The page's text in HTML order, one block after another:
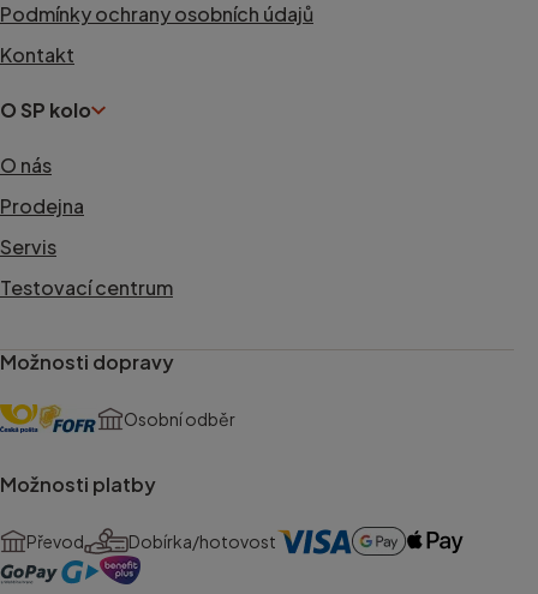
Podmínky ochrany osobních údajů
Kontakt
O SP kolo
O nás
Prodejna
Servis
Testovací centrum
Možnosti dopravy
Osobní odběr
Možnosti platby
Převod Dobírka/hotovost